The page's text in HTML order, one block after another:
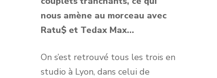
nous amène au morceau avec
Ratu$ et Tedax Max…
On s’est retrouvé tous les trois en
studio à Lyon, dans celui de